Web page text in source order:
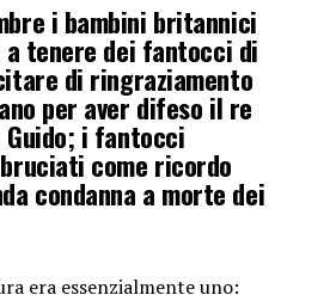
i bambini britannici
tenere dei fantocci di
di ringraziamento
per aver difeso il re
Guido; i fantocci
come ricordo
condanna a morte dei
era essenzialmente uno: